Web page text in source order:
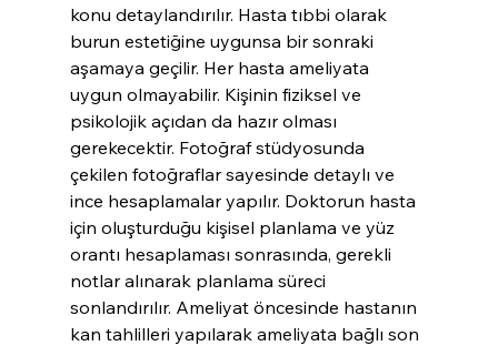
konu detaylandırılır. Hasta tıbbi olarak
burun estetiğine uygunsa bir sonraki
aşamaya geçilir. Her hasta ameliyata
uygun olmayabilir. Kişinin fiziksel ve
psikolojik açıdan da hazır olması
gerekecektir. Fotoğraf stüdyosunda
çekilen fotoğraflar sayesinde detaylı ve
ince hesaplamalar yapılır. Doktorun hasta
için oluşturduğu kişisel planlama ve yüz
orantı hesaplaması sonrasında, gerekli
notlar alınarak planlama süreci
sonlandırılır. Ameliyat öncesinde hastanın
kan tahlilleri yapılarak ameliyata bağlı son